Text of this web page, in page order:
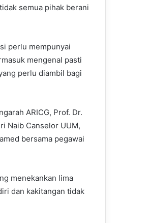
semua pihak berani
perlu mempunyai
mengenal pasti
perlu diambil bagi
ARICG, Prof. Dr.
Naib Canselor UUM,
bersama pegawai
menekankan lima
dan kakitangan tidak